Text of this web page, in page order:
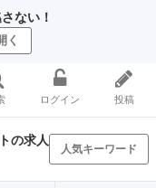
ない！
く
ログイン 投稿
の求人
人気キーワード